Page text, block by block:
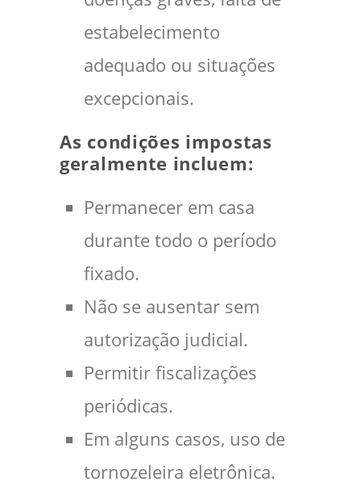
estabelecimento
adequado ou situações
excepcionais.
As condições impostas
geralmente incluem:
Permanecer em casa
durante todo o período
fixado.
Não se ausentar sem
autorização judicial.
Permitir fiscalizações
periódicas.
Em alguns casos, uso de
tornozeleira eletrônica.